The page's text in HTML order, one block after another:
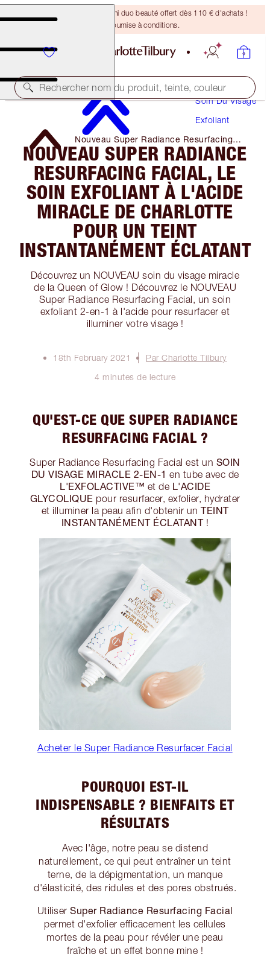
DERNIÈRE CHANCE ! Un mini duo beauté offert dès 110 € d'achats !
Offre soumise à conditions.
Rechercher nom du produit, teinte, couleur
Soin Du Visage
Exfoliant
Nouveau Super Radiance Resurfacing
Facial, Le Soin Exfoliant À L'acide Miracle
De Charlotte Pour Un Teint Instantanément
ÉClatant
NOUVEAU SUPER RADIANCE
RESURFACING FACIAL, LE
SOIN EXFOLIANT À L'ACIDE
MIRACLE DE CHARLOTTE
POUR UN TEINT
INSTANTANÉMENT ÉCLATANT
Découvrez un NOUVEAU soin du visage miracle
de la Queen of Glow ! Découvrez le NOUVEAU
Super Radiance Resurfacing Facial, un soin
exfoliant 2-en-1 à l'acide pour resurfacer et
illuminer votre visage !
18th February 2021
Par Charlotte Tilbury
4 minutes de lecture
QU'EST-CE QUE SUPER RADIANCE
RESURFACING FACIAL ?
Super Radiance Resurfacing Facial est un SOIN
DU VISAGE MIRACLE 2-EN-1 en tube avec de
L'EXFOLACTIVE™ et de L'ACIDE
GLYCOLIQUE pour resurfacer, exfolier, hydrater
et illuminer la peau afin d'obtenir un TEINT
INSTANTANÉMENT ÉCLATANT!
Acheter le Super Radiance Resurfacer Facial
POURQUOI EST-IL
INDISPENSABLE ? BIENFAITS ET
RÉSULTATS
Avec l'âge, notre peau se distend
naturellement, ce qui peut entraîner un teint
terne, de la dépigmentation, un manque
d'élasticité, des ridules et des pores obstrués.
Utiliser Super Radiance Resurfacing Facial
permet d'exfolier efficacement les cellules
mortes de la peau pour révéler une peau
fraîche et un effet bonne mine !